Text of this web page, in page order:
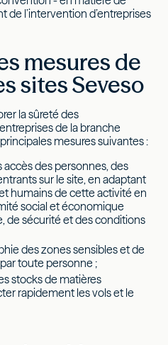
de l’intervention d’entreprises
mesures de
sites Seveso
la sûreté des
de la branche
mesures suivantes :
des personnes, des
sur le site, en adaptant
humains de cette activité en
social et économique
de sécurité et des conditions
des zones sensibles et de
toute personne ;
stocks de matières
rapidement les vols et le